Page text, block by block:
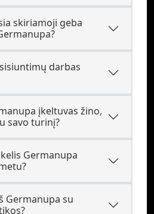
skiriamoji geba
darbas
įkeltuvas žino,
savo turinį?
Germanupa
Germanupa su